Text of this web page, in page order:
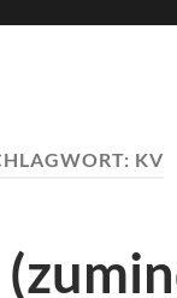
KV